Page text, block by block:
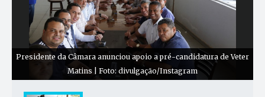
Presidente da Câmara anunciou apoio a pré-candidatura de Veter
Matins | Foto: divulgação/Instagram